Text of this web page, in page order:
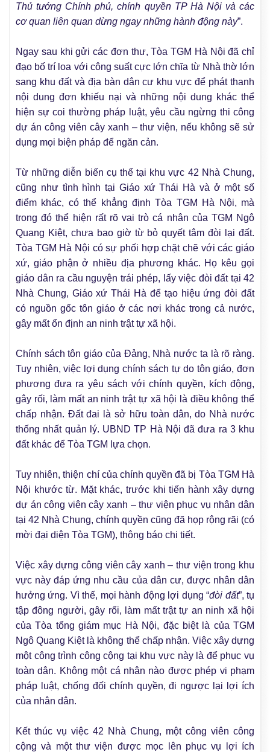
Thủ tướng Chính phủ, chính quyền TP Hà Nội và các
cơ quan liên quan dừng ngay những hành động này”.
Ngay sau khi gửi các đơn thư, Tòa TGM Hà Nội đã chỉ
đạo bố trí loa với công suất cực lớn chĩa từ Nhà thờ lớn
sang khu đất và địa bàn dân cư khu vực để phát thanh
nội dung đơn khiếu nại và những nội dung khác thể
hiện sự coi thường pháp luật, yêu cầu ngừng thi công
dự án công viên cây xanh – thư viện, nếu không sẽ sử
dụng mọi biện pháp để ngăn cản.
Từ những diễn biến cụ thể tại khu vực 42 Nhà Chung,
cũng như tình hình tại Giáo xứ Thái Hà và ở một số
điểm khác, có thể khẳng định Tòa TGM Hà Nội, mà
trong đó thể hiện rất rõ vai trò cá nhân của TGM Ngô
Quang Kiệt, chưa bao giờ từ bỏ quyết tâm đòi lại đất.
Tòa TGM Hà Nội có sự phối hợp chặt chẽ với các giáo
xứ, giáo phận ở nhiều địa phương khác. Họ kêu gọi
giáo dân ra cầu nguyện trái phép, lấy việc đòi đất tại 42
Nhà Chung, Giáo xứ Thái Hà để tạo hiệu ứng đòi đất
có nguồn gốc tôn giáo ở các nơi khác trong cả nước,
gây mất ổn định an ninh trật tự xã hội.
Chính sách tôn giáo của Đảng, Nhà nước ta là rõ ràng.
Tuy nhiên, việc lợi dụng chính sách tự do tôn giáo, đơn
phương đưa ra yêu sách với chính quyền, kích động,
gây rối, làm mất an ninh trật tự xã hội là điều không thể
chấp nhận. Đất đai là sở hữu toàn dân, do Nhà nước
thống nhất quản lý. UBND TP Hà Nội đã đưa ra 3 khu
đất khác để Tòa TGM lựa chọn.
Tuy nhiên, thiện chí của chính quyền đã bị Tòa TGM Hà
Nội khước từ. Mặt khác, trước khi tiến hành xây dựng
dự án công viên cây xanh – thư viện phục vụ nhân dân
tại 42 Nhà Chung, chính quyền cũng đã họp rộng rãi (có
mời đại diện Tòa TGM), thông báo chi tiết.
Việc xây dựng công viên cây xanh – thư viện trong khu
vực này đáp ứng nhu cầu của dân cư, được nhân dân
hưởng ứng. Vì thế, mọi hành động lợi dụng “đòi đất”, tụ
tập đông người, gây rối, làm mất trật tự an ninh xã hội
của Tòa tổng giám mục Hà Nội, đặc biệt là của TGM
Ngô Quang Kiệt là không thể chấp nhận. Việc xây dựng
một công trình công cộng tại khu vực này là để phục vụ
toàn dân. Không một cá nhân nào được phép vi phạm
pháp luật, chống đối chính quyền, đi ngược lại lợi ích
của nhân dân.
Kết thúc vụ việc 42 Nhà Chung, một công viên công
cộng và một thư viện được mọc lên phục vụ lợi ích